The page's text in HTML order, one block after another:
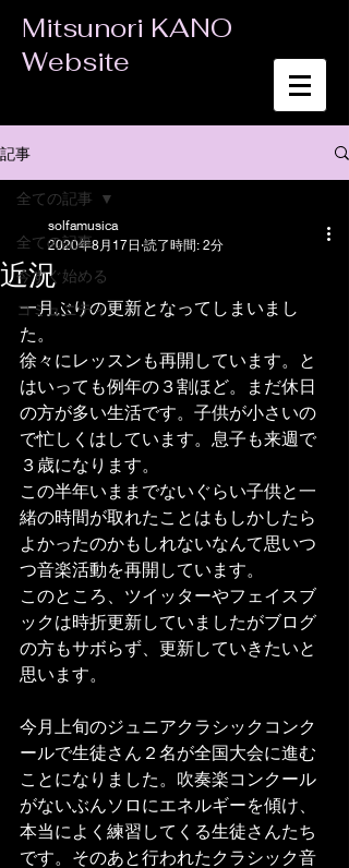
Mitsunori KANO
Website
記事
全ての記事
今すぐ始める
コミュニティ
全ての記事
近況
solfamusica
2020年8月17日 読了時間: 2分
一月ぶりの更新となってしまいまし
た。
徐々にレッスンも再開しています。と
はいっても例年の３割ほど。まだ休日
の方が多い生活です。子供が小さいの
で忙しくはしています。息子も来週で
３歳になります。
この半年いままでないぐらい子供と一
緒の時間が取れたことはもしかしたら
よかったのかもしれないなんて思いつ
つ音楽活動を再開しています。
このところ、ツイッターやフェイスブ
ックは時折更新していましたがブログ
の方もサボらず、更新していきたいと
思います。
今月上旬のジュニアクラシックコンク
ールで生徒さん２名が全国大会に進む
ことになりました。吹奏楽コンクール
がないぶんソロにエネルギーを傾け、
本当によく練習してくる生徒さんたち
です。そのあと行われたクラシック音